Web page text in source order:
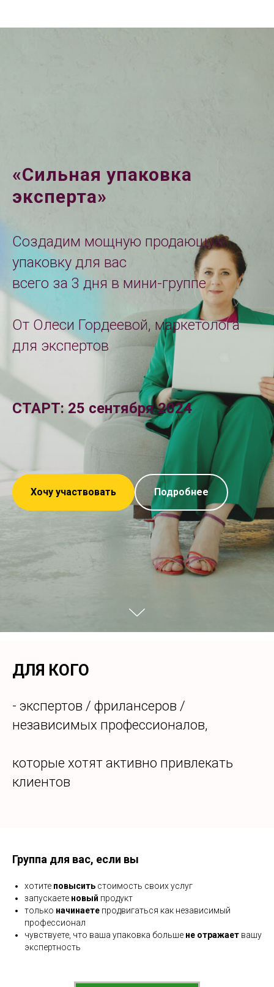
«Сильная упаковка
эксперта»
Создадим мощную продающую
упаковку для вас
всего за 3 дня в мини-группе
От Олеси Гордеевой, маркетолога
для экспертов
СТАРТ: 25 сентября 2024
Хочу участвовать Подробнее
ДЛЯ КОГО
- экспертов / фрилансеров /
независимых профессионалов,
которые хотят активно привлекать
клиентов
Группа для вас, если вы
хотите повысить стоимость своих услуг
запускаете новый продукт
только начинаете продвигаться как независимый
профессионал
чувствуете, что ваша упаковка больше не отражает вашу
экспертность